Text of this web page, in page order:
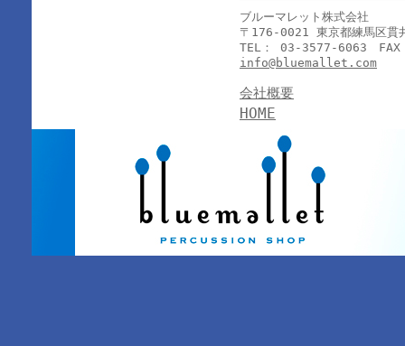
ブルーマレット株式会社
〒176-0021 東京都練馬区貫
TEL： 03-3577-6063
info@bluemallet.com
会社概要
HOME